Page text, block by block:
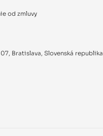
od zmluvy
Bratislava, Slovenská republika